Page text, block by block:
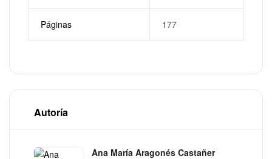
Páginas 177
Autoría
Ana María Aragonés Castañer